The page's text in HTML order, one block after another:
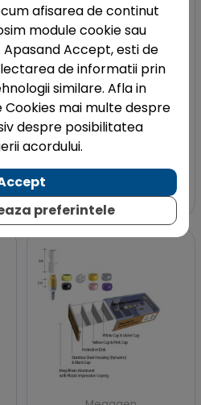
AnyOne, inaltime gingivala
afisarea de continut
module cookie sau
Accept, esti de
de informatii prin
similare. Afla in
mai multe despre
despre posibilitatea
acordului.
preferintele